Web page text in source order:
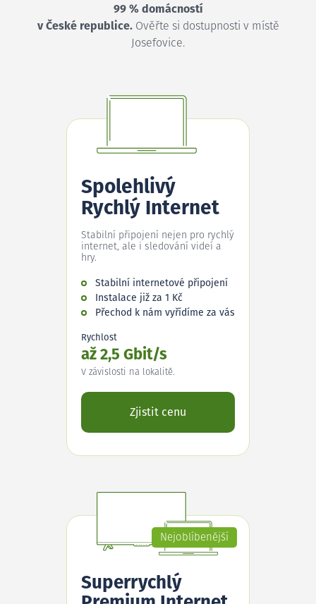
99 % domácností
v České republice.Ověřte si dostupnosti v místě
Josefovice.
Spolehlivý
Rychlý Internet
Stabilní připojení nejen pro rychlý
internet, ale i sledování videí a
hry.
Stabilní internetové připojení
Instalace již za 1 Kč
Přechod k nám vyřídíme za vás
Rychlost
až 2,5 Gbit/s
V závislosti na lokalitě.
Zjistit cenu
Nejoblíbenější
Superrychlý